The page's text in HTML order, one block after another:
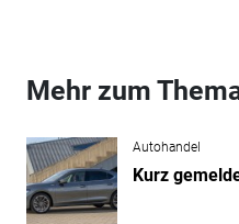
Mehr zum
Autohandel
Kurz